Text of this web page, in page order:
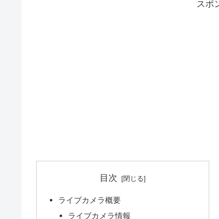
スポ
目次
ライブカメラ概要
ライブカメラ情報